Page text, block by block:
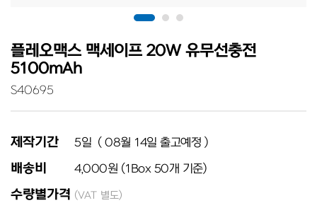
플레오맥스 맥세이프 20W 유무선충전
5100mAh
S40695
제작기간 5일 ( 08월 14일 출고예정 )
배송비 4,000원 (1Box 50개 기준)
수량별가격 (VAT 별도)